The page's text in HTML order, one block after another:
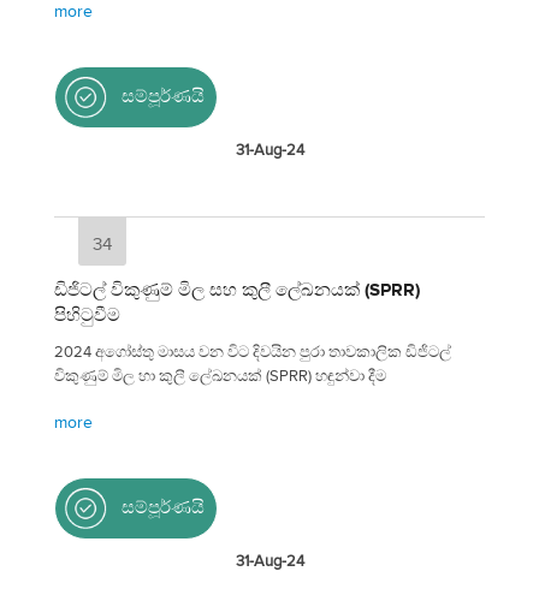
more
සම්පූර්ණයි
31-Aug-24
34
ඩිජිටල් විකුණුම් මිල සහ කුලී ලේඛනයක් (SPRR)
පිහිටුවීම
2024 අගෝස්තු මාසය වන විට දිවයින පුරා තාවකාලික ඩිජිටල්
විකුණුම් මිල හා කුලී ලේඛනයක් (SPRR) හඳුන්වා දීම
more
සම්පූර්ණයි
31-Aug-24